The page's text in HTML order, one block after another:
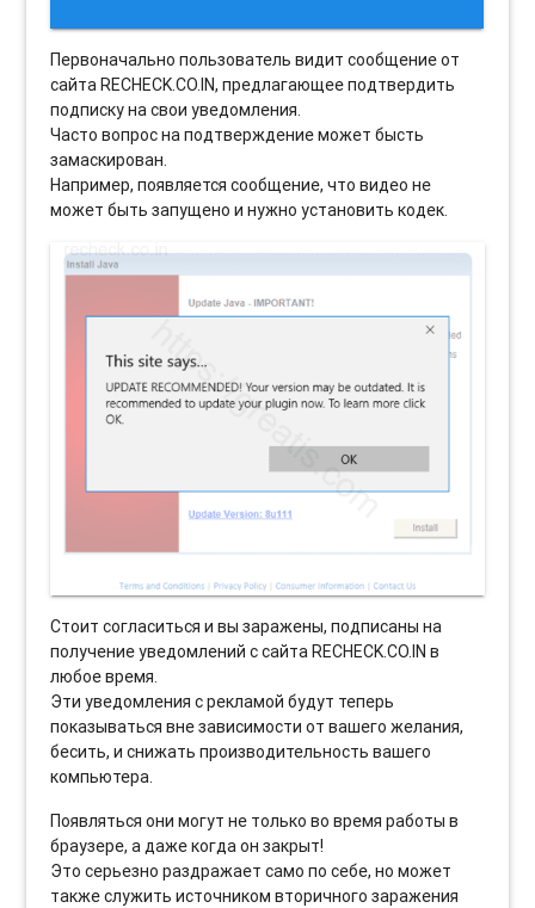
Первоначально пользователь видит сообщение от
сайта RECHECK.CO.IN, предлагающее подтвердить
подписку на свои уведомления.
Часто вопрос на подтверждение может бысть
замаскирован.
Например, появляется сообщение, что видео не
может быть запущено и нужно установить кодек.
Стоит согласиться и вы заражены, подписаны на
получение уведомлений с сайта RECHECK.CO.IN в
любое время.
Эти уведомления с рекламой будут теперь
показываться вне зависимости от вашего желания,
бесить, и снижать производительность вашего
компьютера.
Появляться они могут не только во время работы в
браузере, а даже когда он закрыт!
Это серьезно раздражает само по себе, но может
также служить источником вторичного заражения